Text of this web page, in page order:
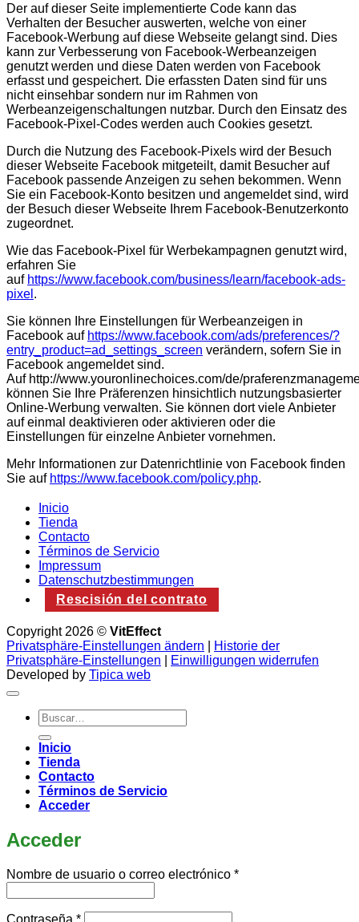
Der auf dieser Seite implementierte Code kann das
Verhalten der Besucher auswerten, welche von einer
Facebook-Werbung auf diese Webseite gelangt sind. Dies
kann zur Verbesserung von Facebook-Werbeanzeigen
genutzt werden und diese Daten werden von Facebook
erfasst und gespeichert. Die erfassten Daten sind für uns
nicht einsehbar sondern nur im Rahmen von
Werbeanzeigenschaltungen nutzbar. Durch den Einsatz des
Facebook-Pixel-Codes werden auch Cookies gesetzt.
Durch die Nutzung des Facebook-Pixels wird der Besuch
dieser Webseite Facebook mitgeteilt, damit Besucher auf
Facebook passende Anzeigen zu sehen bekommen. Wenn
Sie ein Facebook-Konto besitzen und angemeldet sind, wird
der Besuch dieser Webseite Ihrem Facebook-Benutzerkonto
zugeordnet.
Wie das Facebook-Pixel für Werbekampagnen genutzt wird,
erfahren Sie
auf https://www.facebook.com/business/learn/facebook-ads-
pixel .
Sie können Ihre Einstellungen für Werbeanzeigen in
Facebook auf https://www.facebook.com/ads/preferences/?
entry_product=ad_settings_screen verändern, sofern Sie in
Facebook angemeldet sind.
Auf http://www.youronlinechoices.com/de/
können Sie Ihre Präferenzen hinsichtlich nutzungsbasierter
Online-Werbung verwalten. Sie können dort viele Anbieter
auf einmal deaktivieren oder aktivieren oder die
Einstellungen für einzelne Anbieter vornehmen.
Mehr Informationen zur Datenrichtlinie von Facebook finden
Sie auf https://www.facebook.com/policy.php.
Inicio
Tienda
Contacto
Términos de Servicio
Impressum
Datenschutzbestimmungen
Rescisión del contrato
Copyright 2026 © VitEffect
Privatsphäre-Einstellungen ändern
Historie der
Privatsphäre-Einstellungen
Einwilligungen widerrufen
Developed by Tipica web
Buscar
por:
Inicio
Tienda
Contacto
Términos de Servicio
Acceder
Acceder
Nombre de usuario o correo electrónico *Obligatorio
Obligatorio